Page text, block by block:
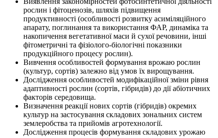
рослин і фітоценозів, шля­хів підвищення
продуктивності (особливості розвитку асиміляційного
апарату, поглинан­ня та використання ФАР, динаміка та
накопичення вегетативної маси й сухої речовини, інші
фітометричні та фізіолого-біологічні показники
продукційного процесу рослин).
Вивчення особливостей формування врожаю рослин
(культур, сортів) залежно від умов їх вирощування.
Дослідження особливостей модифікаційної зміни рівня
адаптивності рослин (сор­тів, гібридів) до дії абіотичних
факторів середовища.
Визначення реакції нових сортів (гібридів) окремих
культур на застосування скла­дових зональних систем
землеробства та прийомів агротехнології.
Дослідження процесів формування складових урожаю